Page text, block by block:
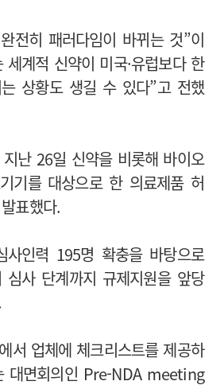
전히 패러다임이 바뀌는 것”이
계적 신약이 미국·유럽보다 한
상황도 생길 수 있다”고 전했
난 26일 신약을 비롯해 바이오
기를 대상으로 한 의료제품 허
표했다.
사인력 195명 확충을 바탕으로
사 단계까지 규제지원을 앞당
서 업체에 체크리스트를 제공하
대면회의인 Pre-NDA meeting